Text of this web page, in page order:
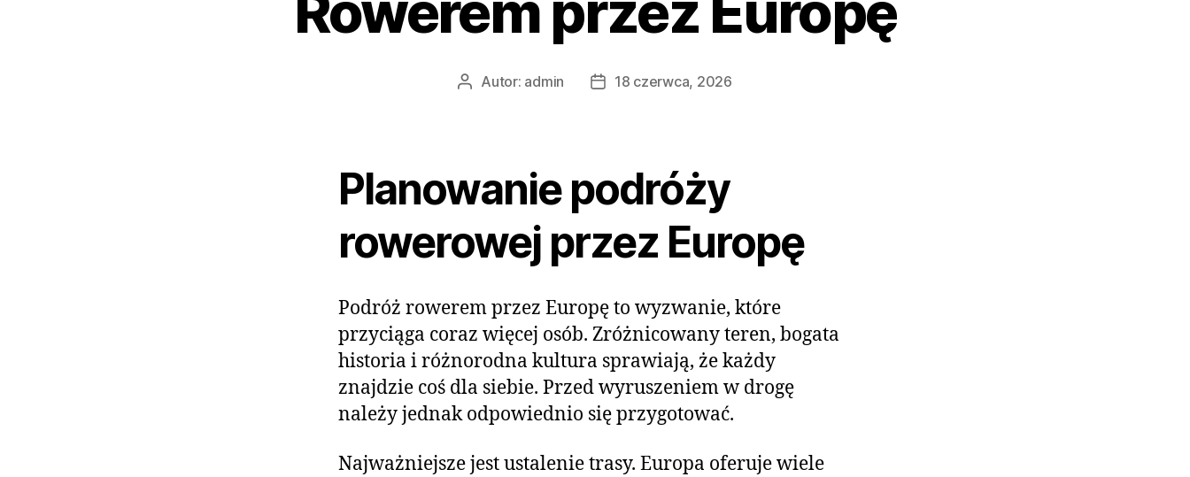
AutorAutor: admin
Data18 czerwca, 2026
Planowanie podróży
rowerowej przez Europę
Podróż rowerem przez Europę to wyzwanie, które
przyciąga coraz więcej osób. Zróżnicowany teren, bogata
historia i różnorodna kultura sprawiają, że każdy
znajdzie coś dla siebie. Przed wyruszeniem w drogę
należy jednak odpowiednio się przygotować.
Najważniejsze jest ustalenie trasy. Europa oferuje wiele